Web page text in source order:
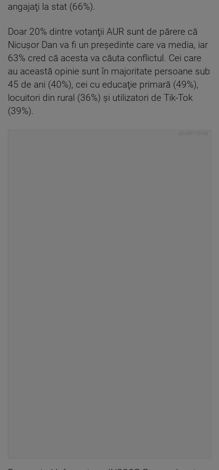
angajaţi la stat (66%).
Doar 20% dintre votanţii AUR sunt de părere că
Nicuşor Dan va fi un preşedinte care va media, iar
63% cred că acesta va căuta conflictul. Cei care
au această opinie sunt în majoritate persoane sub
45 de ani (40%), cei cu educaţie primară (49%),
locuitori din rural (36%) şi utilizatori de Tik-Tok
(39%).